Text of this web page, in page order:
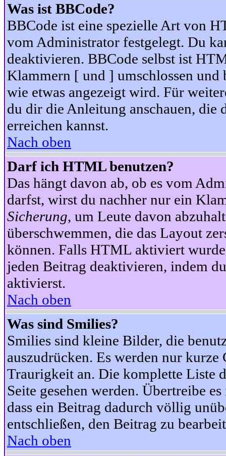
Was ist BBCode?
BBCode ist eine spezielle Art von
vom Administrator festgelegt. Du
deaktivieren. BBCode selbst ist
Klammern [ und ] umschlossen
wie etwas angezeigt wird. Für
du dir die Anleitung anschauen, die
erreichen kannst.
Nach oben
Darf ich HTML benutzen?
Das hängt davon ab, ob es vom
darfst, wirst du nachher nur ein
Sicherung, um Leute davon
überschwemmen, die das Layout
können. Falls HTML aktiviert
jeden Beitrag deaktivieren, indem
aktivierst.
Nach oben
Was sind Smilies?
Smilies sind kleine Bilder, die
auszudrücken. Es werden nur
Traurigkeit an. Die komplette Liste
Seite gesehen werden. Übertreibe
dass ein Beitrag dadurch völlig
entschließen, den Beitrag zu
Nach oben